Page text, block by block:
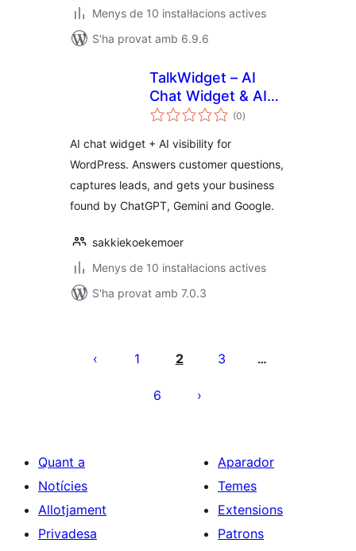
Menys de 10 instal·lacions actives
S'ha provat amb 6.9.6
TalkWidget – AI
Chat Widget & AI
Visibility
(0puntuacions
totals
)
AI chat widget + AI visibility for
WordPress. Answers customer questions,
captures leads, and gets your business
found by ChatGPT, Gemini and Google.
sakkiekoekemoer
Menys de 10 instal·lacions actives
S'ha provat amb 7.0.3
1 2 3 …
6
Quant a
Notícies
Allotjament
Privadesa
Aparador
Temes
Extensions
Patrons